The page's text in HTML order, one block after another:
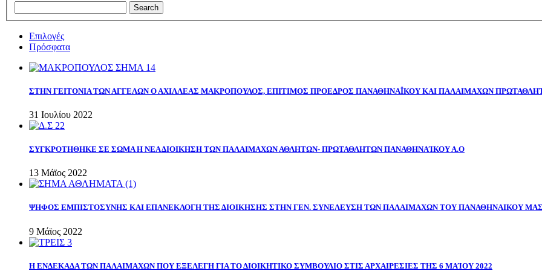
Επιλογές
Πρόσφατα
ΣΤΗΝ ΓΕΙΤΟΝΙΑ ΤΩΝ ΑΓΓΕΛΩΝ Ο ΑΧΙΛΛΕΑΣ ΜΑΚΡΟΠΟΥΛΟΣ, ΕΠΙΤΙΜΟΣ ΠΡΟΕΔΡΟΣ ΠΑΝΑΘΗΝΑΪΚΟΥ ΚΑΙ ΠΑΛΑΙΜΑΧΩΝ
31 Ιουλίου 2022
ΣΥΓΚΡΟΤΗΘΗΚΕ ΣΕ ΣΩΜΑ Η ΝΕΑ ΔΙΟΙΚΗΣΗ ΤΩΝ ΠΑΛΑΙΜΑΧΩΝ ΑΘΛΗΤΩΝ- ΠΡΩΤΑΘΛΗΤΩΝ ΠΑΝΑΘΗΝΑΊΚΟΥ Α.Ο
13 Μάϊος 2022
ΨΗΦΟΣ ΕΜΠΙΣΤΟΣΥΝΗΣ ΚΑΙ ΕΠΑΝΕΚΛΟΓΗ ΤΗΣ ΔΙΟΙΚΗΣΗΣ ΣΤΗΝ ΓΕΝ. ΣΥΝΕΛΕΥΣΗ ΤΩΝ ΠΑΛΑΙΜΑΧΩΝ ΤΟΥ ΠΑΝΑΘΗΝΑΙΚΟΥ ΜΑΣ
9 Μάϊος 2022
Η ΕΝΔΕΚΑΔΑ ΤΩΝ ΠΑΛΑΙΜΑΧΩΝ ΠΟΥ ΕΞΕΛΕΓΗ ΓΙΑ ΤΟ ΔΙΟΙΚΗΤΙΚΟ ΣΥΜΒΟΥΛΙΟ ΣΤΙΣ ΑΡΧΑΙΡΕΣΙΕΣ ΤΗΣ 6 ΜΑΊΟΥ 2022